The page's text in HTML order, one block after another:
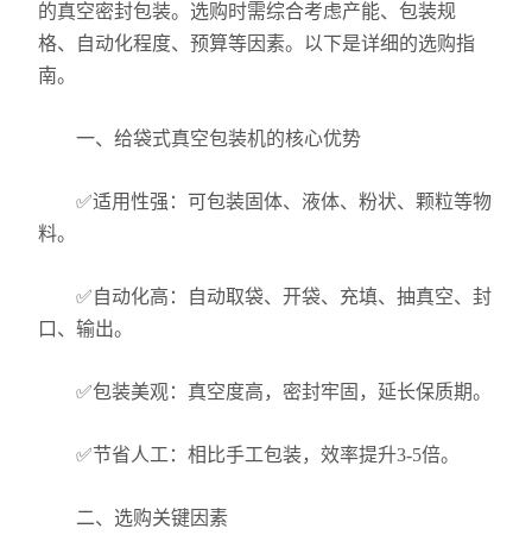
热收缩机
的真空密封包装。选购时需综合考虑产能、包装规
格、自动化程度、预算等因素。以下是详细的选购指
南。
一、给袋式真空包装机的核心优势
✅适用性强：可包装固体、液体、粉状、颗粒等物
料。
✅自动化高：自动取袋、开袋、充填、抽真空、封
口、输出。
✅包装美观：真空度高，密封牢固，延长保质期。
✅节省人工：相比手工包装，效率提升3-5倍。
二、选购关键因素